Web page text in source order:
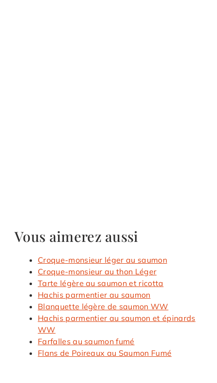
Vous aimerez aussi
Croque-monsieur léger au saumon
Croque-monsieur au thon Léger
Tarte légère au saumon et ricotta
Hachis parmentier au saumon
Blanquette légère de saumon WW
Hachis parmentier au saumon et épinards
WW
Farfalles au saumon fumé
Flans de Poireaux au Saumon Fumé